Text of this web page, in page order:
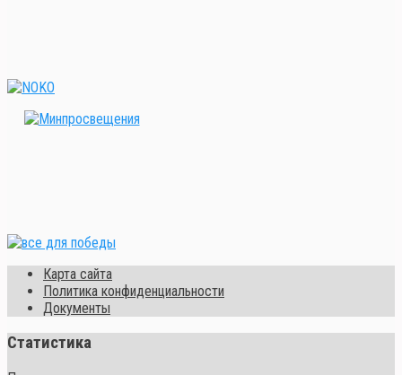
Карта сайта
Политика конфиденциальности
Документы
Статистика